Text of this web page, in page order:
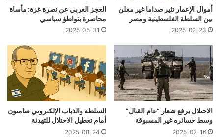
أموال الإعمار تثير صداما غير معلن
بين السلطة الفلسطينية ومصر
2025-02-23
العجز العربي عن نصرة غزة: مأساة
محاصرة بتواطؤ سياسي
2025-05-31
الاحتلال يرفع شعار “عام القتال”
وسط خسائره غير المسبوقة
2025-02-16
السلطة والذباب الإلكتروني صامتون
أمام تعطيل الاحتلال للتهدئة
2025-08-24